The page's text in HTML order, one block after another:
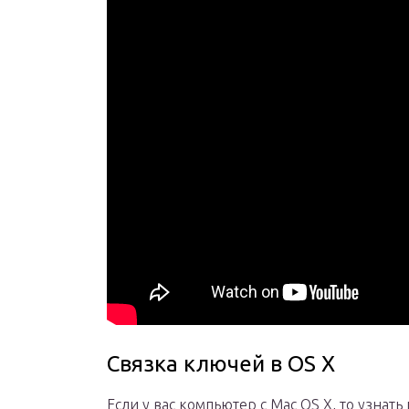
Связка ключей в OS Х
Если у вас компьютер с Mac OS X, то